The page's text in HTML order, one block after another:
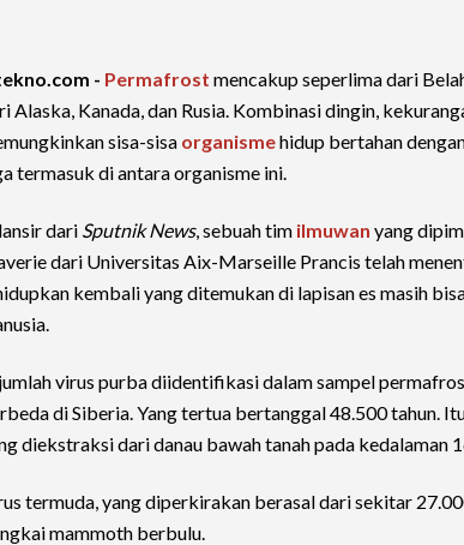
- Permafrost mencakup seperlima dari
Alaska, Kanada, dan Rusia. Kombinasi dingin,
sisa-sisa organismehidup bertahan
termasuk di antara organisme ini.
dari Sputnik News, sebuah tim ilmuwan yang
dari Universitas Aix-Marseille Prancis telah
kembali yang ditemukan di lapisan es masih
virus purba diidentifikasi dalam sampel
di Siberia. Yang tertua bertanggal 48.500 tahun.
diekstraksi dari danau bawah tanah pada kedalaman
termuda, yang diperkirakan berasal dari sekitar
mammoth berbulu.